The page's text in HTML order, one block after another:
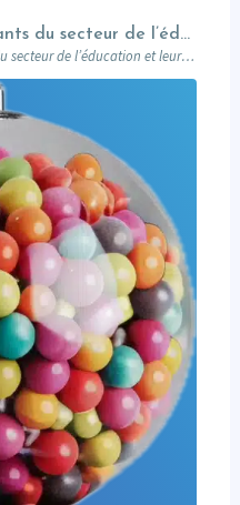
Comprendre les déterminants du secteur de l’éducation et leurs impacts sur le marketing
Découvrez les 10 déterminants clés du secteur de l’éducation et leur impact sur le marketing : attentes des prospects, innovations digitales, impact sociétal, et stratégies pour des campagnes réussies. Un guide complet pour les professionnels du marketing éducatif.